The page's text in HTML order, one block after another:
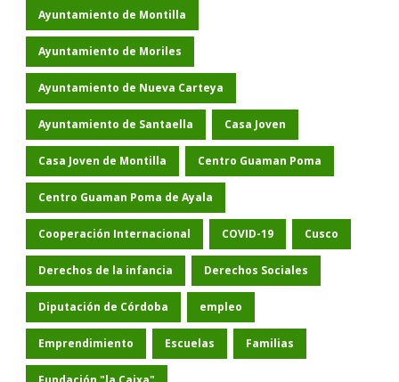
Ayuntamiento de Montilla
Ayuntamiento de Moriles
Ayuntamiento de Nueva Carteya
Ayuntamiento de Santaella Casa Joven
Casa Joven de Montilla Centro Guaman Poma
Centro Guaman Poma de Ayala
Cooperación Internacional COVID-19 Cusco
Derechos de la infancia Derechos Sociales
Diputación de Córdoba empleo
Emprendimiento Escuelas Familias